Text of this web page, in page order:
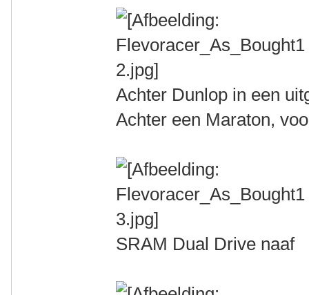
Achter Dunlop in een
Achter een Maraton,
SRAM Dual Drive naaf